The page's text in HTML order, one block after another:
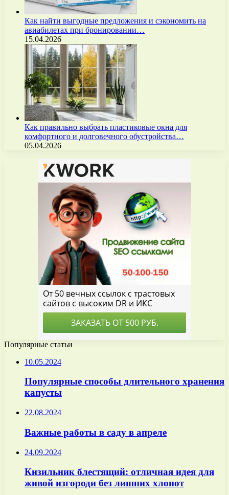
Как найти выгодные предложения и сэкономить на
авиабилетах при бронировании…
15.04.2026
Как правильно выбрать пластиковые окна для
комфортного и долговечного обустройства…
05.04.2026
Популярные статьи
10.05.2024
Популярные способы длительного хранения
капусты
22.08.2024
Важные работы в саду в апреле
24.09.2024
Кизильник блестящий: отличная идея для
живой изгороди без лишних хлопот